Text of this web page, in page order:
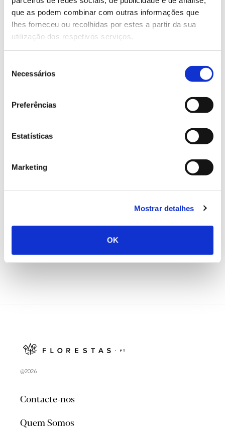
que as podem combinar com outras informações que
lhes forneceu ou recolhidas por estes a partir da sua
utilização dos respetivos serviços.
Necessários
Preferências
Estatísticas
Marketing
Mostrar detalhes
OK
13.07.2026
Genoma do priolo e de outras espécies em risco:
conhecer para conservar
02.07.2026
Registar galhas de Trichi em acácia-das-espigas:
cidadãos chamados a ajudar
25.06.2026
Natureza e florestas procuram jovens voluntários
no verão 2026
@2026
Contacte-nos
Quem Somos